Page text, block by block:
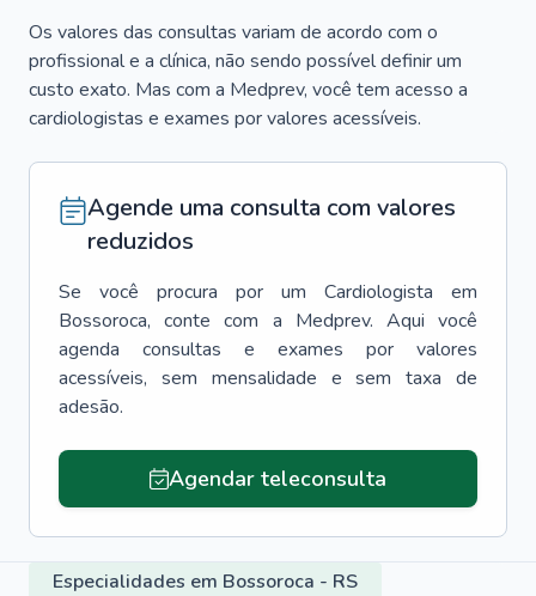
Os valores das consultas variam de acordo com o
profissional e a clínica, não sendo possível definir um
custo exato. Mas com a Medprev, você tem acesso a
cardiologistas e exames por valores acessíveis.
Agende uma consulta com valores
reduzidos
Se você procura por um Cardiologista
em
Bossoroca, conte com a Medprev. Aqui você
agenda consultas e exames por valores
acessíveis, sem mensalidade e sem taxa de
adesão.
Agendar teleconsulta
Especialidades em Bossoroca - RS